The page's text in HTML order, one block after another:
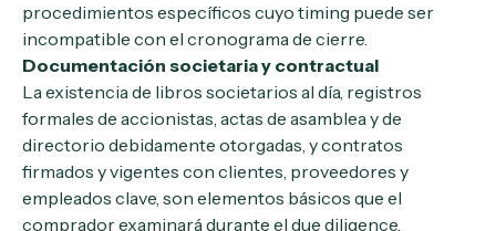
procedimientos específicos cuyo timing puede ser
incompatible con el cronograma de cierre.
Documentación societaria y contractual
La existencia de libros societarios al día, registros
formales de accionistas, actas de asamblea y de
directorio debidamente otorgadas, y contratos
firmados y vigentes con clientes, proveedores y
empleados clave, son elementos básicos que el
comprador examinará durante el due diligence.